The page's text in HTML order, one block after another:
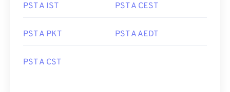
PST A IST PST A CEST
PST A PKT PST A AEDT
PST A CST